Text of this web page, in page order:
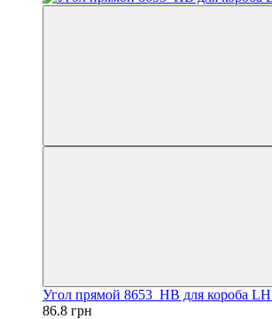
Угол прямой 8653_HB для короба
86.8 грн